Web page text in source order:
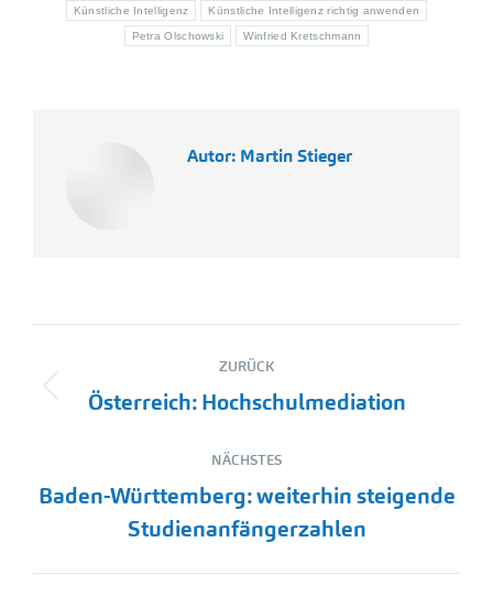
Künstliche Intelligenz Künstliche Intelligenz richtig anwenden
Petra Olschowski Winfried Kretschmann
Autor: Martin Stieger
Kommentarnavigation
ZURÜCK
Vorheriger
Österreich: Hochschulmediation
NÄCHSTES
Nächster
Beitrag:
Baden-Württemberg: weiterhin steigende
Studienanfängerzahlen